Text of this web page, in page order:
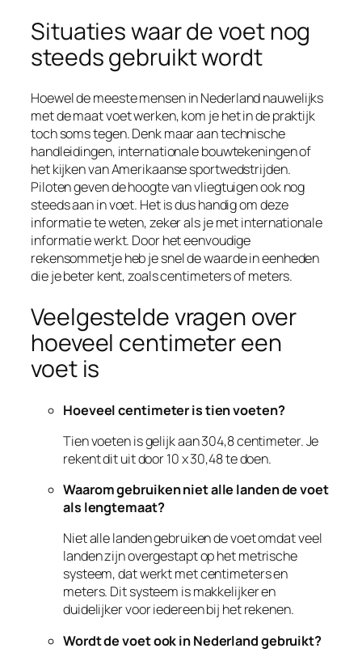
Situaties waar de voet nog
steeds gebruikt wordt
Hoewel de meeste mensen in Nederland nauwelijks
met de maat voet werken, kom je het in de praktijk
toch soms tegen. Denk maar aan technische
handleidingen, internationale bouwtekeningen of
het kijken van Amerikaanse sportwedstrijden.
Piloten geven de hoogte van vliegtuigen ook nog
steeds aan in voet. Het is dus handig om deze
informatie te weten, zeker als je met internationale
informatie werkt. Door het eenvoudige
rekensommetje heb je snel de waarde in eenheden
die je beter kent, zoals centimeters of meters.
Veelgestelde vragen over
hoeveel centimeter een
voet is
Hoeveel centimeter is tien voeten?
Tien voeten is gelijk aan 304,8 centimeter. Je
rekent dit uit door 10 x 30,48 te doen.
Waarom gebruiken niet alle landen de voet
als lengtemaat?
Niet alle landen gebruiken de voet omdat veel
landen zijn overgestapt op het metrische
systeem, dat werkt met centimeters en
meters. Dit systeem is makkelijker en
duidelijker voor iedereen bij het rekenen.
Wordt de voet ook in Nederland gebruikt?